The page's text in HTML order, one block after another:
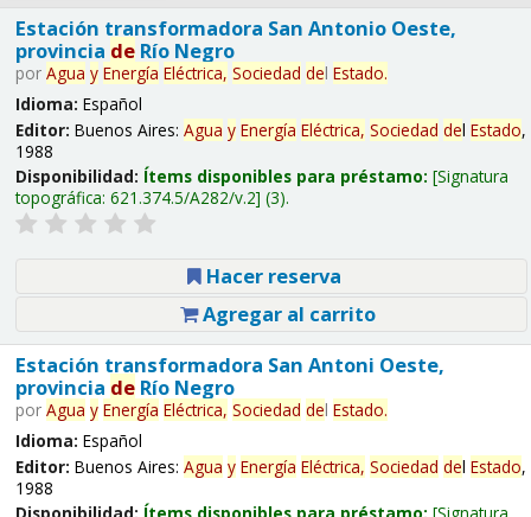
Estación transformadora San Antonio Oeste,
provincia deRío Negro
por Agua y Energía Eléctrica, Sociedad del Estado.
Idioma: Español
Editor: Buenos Aires: Agua y Energía Eléctrica, Sociedad del Estado,
1988
Disponibilidad: Ítems disponibles para préstamo: Signatura
topográfica: 621.374.5/A282/v.2 (3).
Hacer reserva
Agregar al carrito
Estación transformadora San Antoni Oeste,
provincia deRío Negro
por Agua y Energía Eléctrica, Sociedad del Estado.
Idioma: Español
Editor: Buenos Aires: Agua y Energía Eléctrica, Sociedad del Estado,
1988